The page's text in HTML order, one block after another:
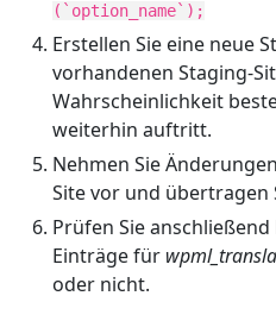
(`option_name`);
Erstellen Sie eine neue
vorhandenen Staging-
Wahrscheinlichkeit
weiterhin auftritt.
Nehmen Sie
Site vor und übertragen
Prüfen Sie
Einträge für
oder nicht.